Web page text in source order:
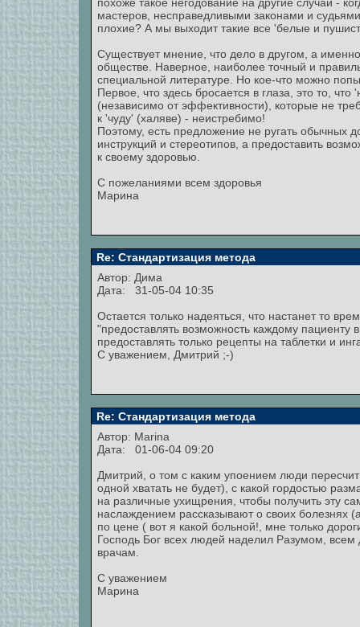
мастеров, несправедливыми законами и
плохие? А мы выходит такие все 'белые и
Существует мнение, что дело в другом, а
обществе. Наверное, наиболее точный и
специальной литературе. Но кое-что можно
Первое, что здесь бросается в глаза, это то,
(независимо от эффективности), которые не
к 'чуду' (халяве) - неистребимо!
Поэтому, есть предложение не ругать обычных
инструкций и стереотипов, а предоставить
к своему здоровью.
С пожеланиями всем здоровья
Марина
Re: Стандартизация метода
Автор: Дима
Дата: 31-05-04 10:35
Остается только надеяться, что настанет то
"предоставлять возможность каждому пациенту
предоставлять только рецепты на таблетки и
С уважением, Дмитрий ;-)
Re: Стандартизация метода
Автор: Marina
Дата: 01-06-04 09:20
Дмитрий, о том с каким упоением люди
одной хватать не будет), с какой гордостью
на различные ухищрения, чтобы получить эту
наслаждением рассказывают о своих болезнях
по цене ( вот я какой больной!, мне только
Господь Бог всех людей наделил Разумом, всем
врачам.
С уважением
Марина